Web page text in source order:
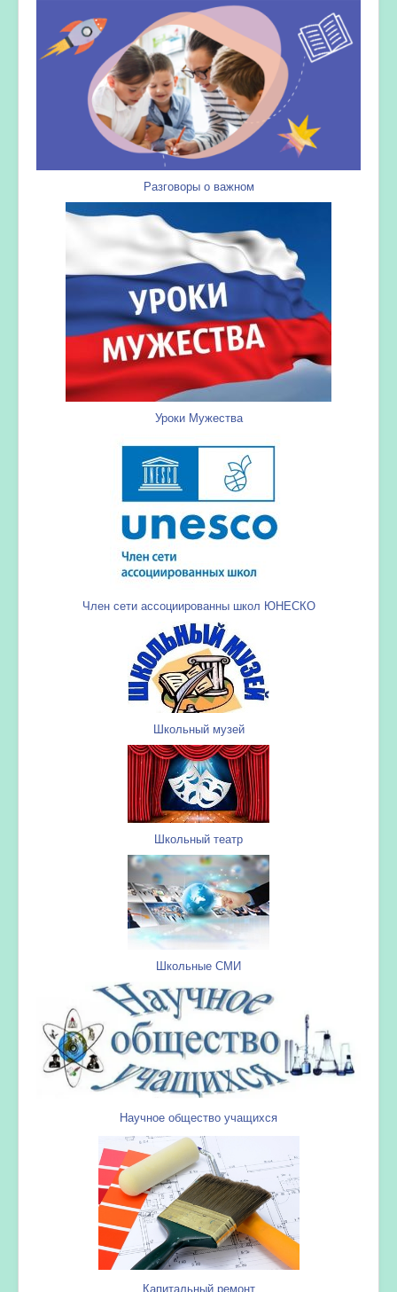
Разговоры о важном
Уроки Мужества
Член сети ассоциированны школ ЮНЕСКО
Школьный музей
Школьный театр
Школьные СМИ
Научное общество учащихся
Капитальный ремонт